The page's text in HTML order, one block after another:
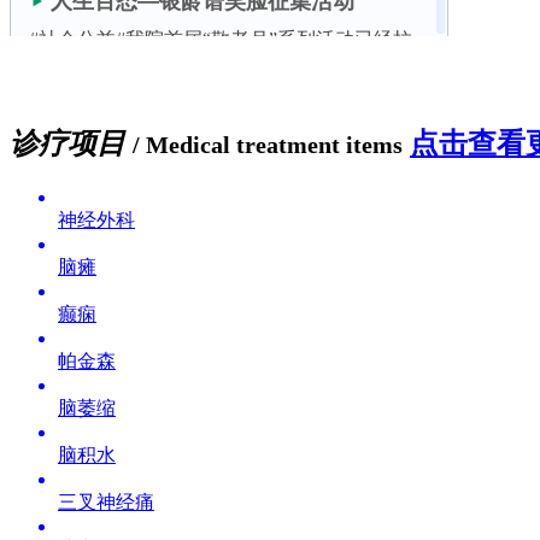
诊疗项目 / Medical treatment items 点击查看
神经外科
脑瘫
癫痫
帕金森
脑萎缩
脑积水
三叉神经痛